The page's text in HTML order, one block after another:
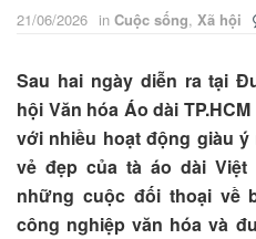
21/06/2026 in Cuộc sống, Xã hội
Sau hai ngày diễn ra tại
hội Văn hóa Áo dài
với nhiều hoạt động giàu
vẻ đẹp của tà áo dài
những cuộc đối thoại về
công nghiệp văn hóa và